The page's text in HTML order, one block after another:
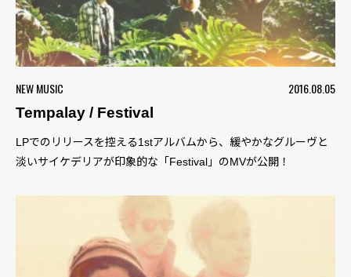
NEW MUSIC
2016.08.05
Tempalay / Festival
LPでのリリースを控える1stアルバムから、緩やかなグルーヴと
淡いサイケデリアが印象的な「Festival」のMVが公開！